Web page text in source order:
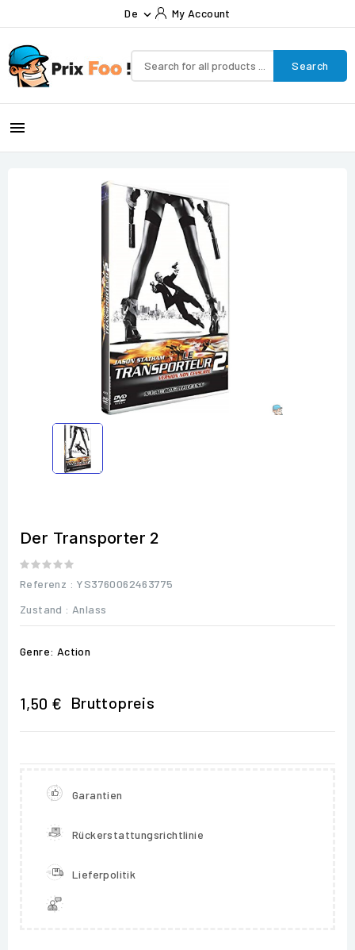
De  My Account
Search

Der Transporter 2
Referenz : YS3760062463775
Zustand : Anlass
Genre: Action
1,50 € Bruttopreis
Garantien
Rückerstattungsrichtlinie
Lieferpolitik